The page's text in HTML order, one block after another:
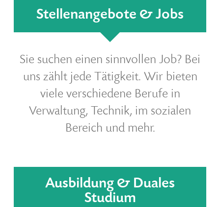
Stellenangebote & Jobs
Sie suchen einen sinnvollen Job? Bei
uns zählt jede Tätigkeit. Wir bieten
viele verschiedene Berufe in
Verwaltung, Technik, im sozialen
Bereich und mehr.
Ausbildung & Duales
Studium